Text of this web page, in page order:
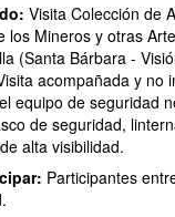
Visita Colección de
los Mineros y otras
(Santa Bárbara -
acompañada y no
equipo de seguridad
de seguridad,
alta visibilidad.
Participantes